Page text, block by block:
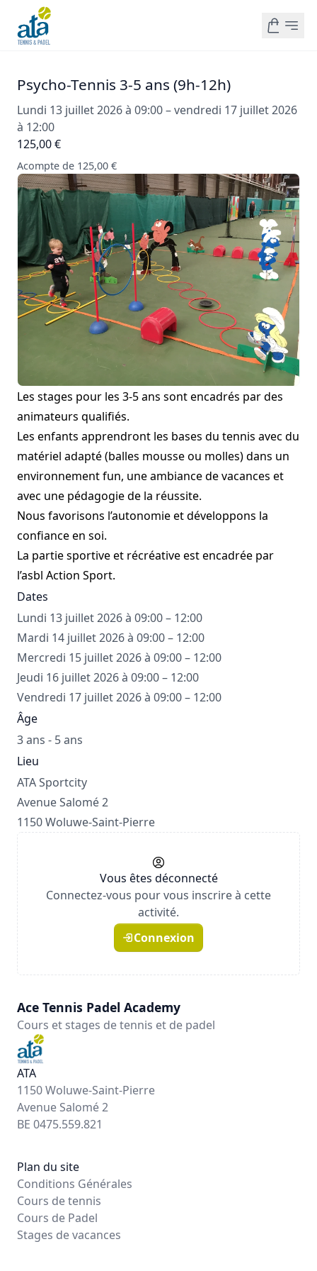
Psycho-Tennis 3-5 ans (9h-12h)
Lundi 13 juillet 2026 à 09:00 – vendredi 17 juillet 2026
à 12:00
125,00 €
Acompte de 125,00 €
Les stages pour les 3-5 ans sont encadrés par des
animateurs qualifiés.
Les enfants apprendront les bases du tennis avec du
matériel adapté (balles mousse ou molles) dans un
environnement fun, une ambiance de vacances et
avec une pédagogie de la réussite.
Nous favorisons l’autonomie et développons la
confiance en soi.
La partie sportive et récréative est encadrée par
l’asbl Action Sport.
Dates
Lundi 13 juillet 2026 à 09:00 – 12:00
Mardi 14 juillet 2026 à 09:00 – 12:00
Mercredi 15 juillet 2026 à 09:00 – 12:00
Jeudi 16 juillet 2026 à 09:00 – 12:00
Vendredi 17 juillet 2026 à 09:00 – 12:00
Âge
3 ans - 5 ans
Lieu
ATA Sportcity
Avenue Salomé 2
1150 Woluwe-Saint-Pierre
Vous êtes déconnecté
Connectez-vous pour vous inscrire à cette
activité.
Connexion
Ace Tennis Padel Academy
Cours et stages de tennis et de padel
ATA
1150 Woluwe-Saint-Pierre
Avenue Salomé 2
BE 0475.559.821
Plan du site
Conditions Générales
Cours de tennis
Cours de Padel
Stages de vacances